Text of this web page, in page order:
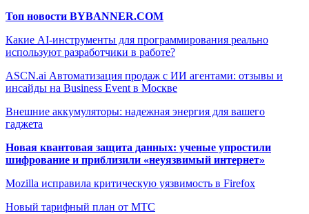
Топ новости BYBANNER.COM
Какие AI-инструменты для программирования реально
используют разработчики в работе?
ASCN.ai Автоматизация продаж с ИИ агентами: отзывы и
инсайды на Business Event в Москве
Внешние аккумуляторы: надежная энергия для вашего
гаджета
Новая квантовая защита данных: ученые упростили
шифрование и приблизили «неуязвимый интернет»
Mozilla исправила критическую уязвимость в Firefox
Новый тарифный план от МТС